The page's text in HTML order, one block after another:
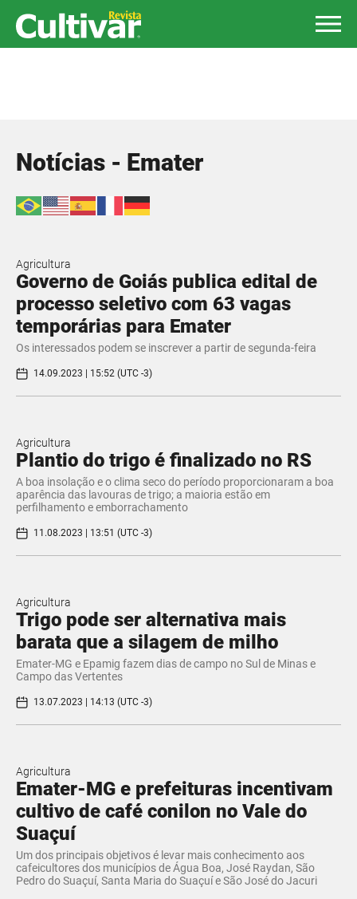
Notícias - Emater
Agricultura
Governo de Goiás publica edital de
processo seletivo com 63 vagas
temporárias para Emater
Os interessados podem se inscrever a partir de segunda-feira
14.09.2023 | 15:52 (UTC -3)
Agricultura
Plantio do trigo é finalizado no RS
A boa insolação e o clima seco do período proporcionaram a boa
aparência das lavouras de trigo; a maioria estão em
perfilhamento e emborrachamento
11.08.2023 | 13:51 (UTC -3)
Agricultura
Trigo pode ser alternativa mais
barata que a silagem de milho
Emater-MG e Epamig fazem dias de campo no Sul de Minas e
Campo das Vertentes
13.07.2023 | 14:13 (UTC -3)
Agricultura
Emater-MG e prefeituras incentivam
cultivo de café conilon no Vale do
Suaçuí
Um dos principais objetivos é levar mais conhecimento aos
cafeicultores dos municípios de Água Boa, José Raydan, São
Pedro do Suaçuí, Santa Maria do Suaçuí e São José do Jacuri